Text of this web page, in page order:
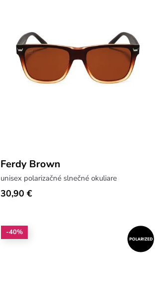
Ferdy Brown
unisex polarizačné slnečné okuliare
30,90 €
-40%